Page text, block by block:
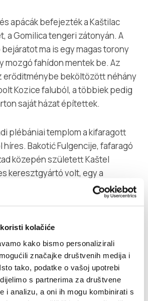
kolačiće
kako bismo personalizirali
značajke društvenih medija i
tako, podatke o vašoj upotrebi
s partnerima za društvene
i analizu, a oni ih mogu kombinirati s
šetalište 30,
Hrvatska
Útvonalak
apácák befejezték a Kaštilac
a Gomilica tengeri zátonyán. A
ma is egy magas torony
mozgó fahídon mentek be. Az
erőditménybe beköltözött néhány
Kozice faluból, a többiek pedig
saját házat építettek.
plébániai templom a kifaragott
híres. Bakotić Fulgencije, fafaragó
közepén született Kaštel
keresztgyártó volt, egy a
van, kettő a poljudi
Kaštela város múzeumában,
számos lehetőséget nyújtanak a